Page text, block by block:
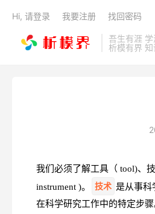
吾生有涯
析模有界
Hi, 请登录 我要注册 找回密码
我们必须了解工具（ tool)、
instrument )。
技术 是从事科
在科学研究工作中的特定步